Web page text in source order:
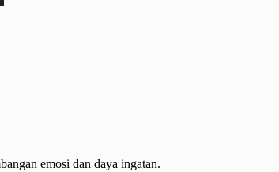
emosi dan daya ingatan.